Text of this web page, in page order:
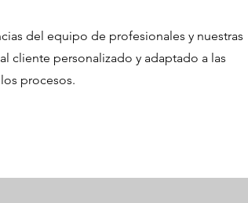
del equipo de profesionales y nuestras
cliente personalizado y adaptado a las
procesos.